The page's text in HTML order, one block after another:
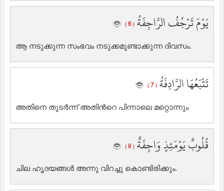
يَوْمَ تَرْجُفُ الرَّاجِفَةُ ( 6 )
ആ നടുക്കുന്ന സംഭവം നടുക്കമുണ്ടാക്കുന്ന ദിവസം.
تَتْبَعُهَا الرَّادِفَةُ ( 7 )
അതിനെ തുടര്‍ന്ന് അതിന്‍റെ പിന്നാലെ മറ്റൊന്നും
قُلُوبٌ يَوْمَئِذٍ وَاجِفَةٌ ( 8 )
ചില ഹൃദയങ്ങള്‍ അന്നു വിറച്ചു കൊണ്ടിരിക്കും.